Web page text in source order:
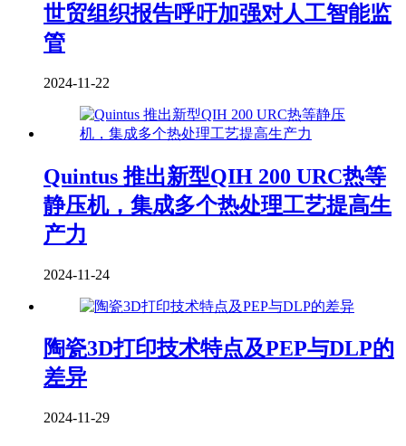
世贸组织报告呼吁加强对人工智能监
管
2024-11-22
Quintus 推出新型QIH 200 URC热等
静压机，集成多个热处理工艺提高生
产力
2024-11-24
陶瓷3D打印技术特点及PEP与DLP的
差异
2024-11-29